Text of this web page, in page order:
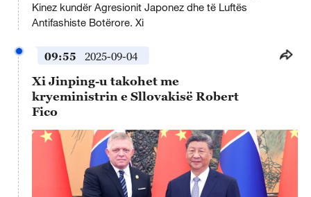
Kinez kundër Agresionit Japonez dhe të Luftës
Antifashiste Botërore. Xi
09:55 2025-09-04
Xi Jinping-u takohet me
kryeministrin e Sllovakisë Robert
Fico